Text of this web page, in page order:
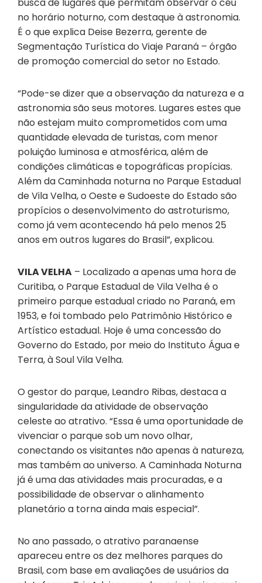
no horário noturno, com destaque à astronomia.
É o que explica Deise Bezerra, gerente de
Segmentação Turística do Viaje Paraná – órgão
de promoção comercial do setor no Estado.
“Pode-se dizer que a observação da natureza e a
astronomia são seus motores. Lugares estes que
não estejam muito comprometidos com uma
quantidade elevada de turistas, com menor
poluição luminosa e atmosférica, além de
condições climáticas e topográficas propícias.
Além da Caminhada noturna no Parque Estadual
de Vila Velha, o Oeste e Sudoeste do Estado são
propícios o desenvolvimento do astroturismo,
como já vem acontecendo há pelo menos 25
anos em outros lugares do Brasil”, explicou.
VILA VELHA – Localizado a apenas uma hora de
Curitiba, o Parque Estadual de Vila Velha é o
primeiro parque estadual criado no Paraná, em
1953, e foi tombado pelo Patrimônio Histórico e
Artístico estadual. Hoje é uma concessão do
Governo do Estado, por meio do Instituto Água e
Terra, à Soul Vila Velha.
O gestor do parque, Leandro Ribas, destaca a
singularidade da atividade de observação
celeste ao atrativo. “Essa é uma oportunidade de
vivenciar o parque sob um novo olhar,
conectando os visitantes não apenas à natureza,
mas também ao universo. A Caminhada Noturna
já é uma das atividades mais procuradas, e a
possibilidade de observar o alinhamento
planetário a torna ainda mais especial”.
No ano passado, o atrativo paranaense
apareceu entre os dez melhores parques do
Brasil, com base em avaliações de usuários da